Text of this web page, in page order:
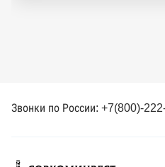
Звонки по России: +7(800)-